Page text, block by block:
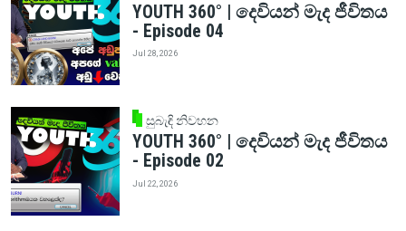
YOUTH 360° | දෙවියන් මැද ජීවිතය
- Episode 04
Jul 28, 2026
සුබැඳි නිවහන
YOUTH 360° | දෙවියන් මැද ජීවිතය
- Episode 02
Jul 22, 2026